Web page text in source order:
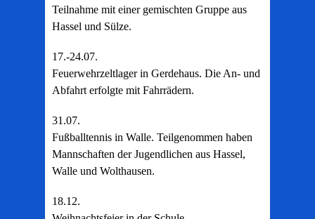
Teilnahme mit einer gemischten Gruppe aus
Hassel und Sülze.
17.-24.07.
Feuerwehrzeltlager in Gerdehaus. Die An- und
Abfahrt erfolgte mit Fahrrädern.
31.07.
Fußballtennis in Walle. Teilgenommen haben
Mannschaften der Jugendlichen aus Hassel,
Walle und Wolthausen.
18.12.